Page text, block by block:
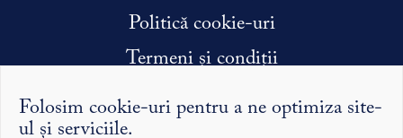
Folosim cookie-uri pentru a ne optimiza site-
ul și serviciile.
Politică cookie-uri
Termeni și condiții
Condiții efectuare stagiu de practică